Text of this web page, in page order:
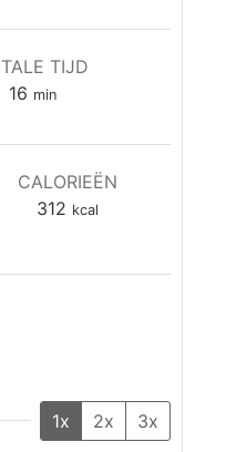
TIJD
16minuten
min
CALORIEËN
312 kcal
1x 2x
3x